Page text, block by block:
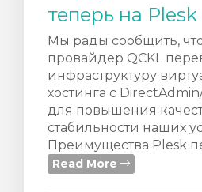
теперь на Plesk
Мы рады сообщить,
провайдер QCKL
инфраструктуру
хостинга с
для повышения
стабильности наших
Преимущества Plesk
Read More